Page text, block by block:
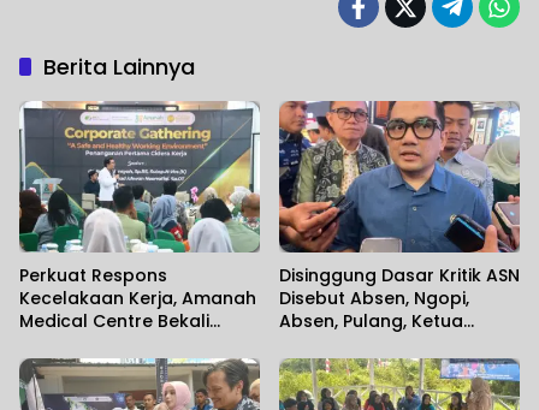
Berita Lainnya
Perkuat Respons
Kecelakaan Kerja, Amanah
Medical Centre Bekali
Cedera Sejak Menit
Pertama
Disinggung Dasar Kritik ASN
Disebut Absen, Ngopi,
Absen, Pulang, Ketua
Wartawan Menilai Sendiri